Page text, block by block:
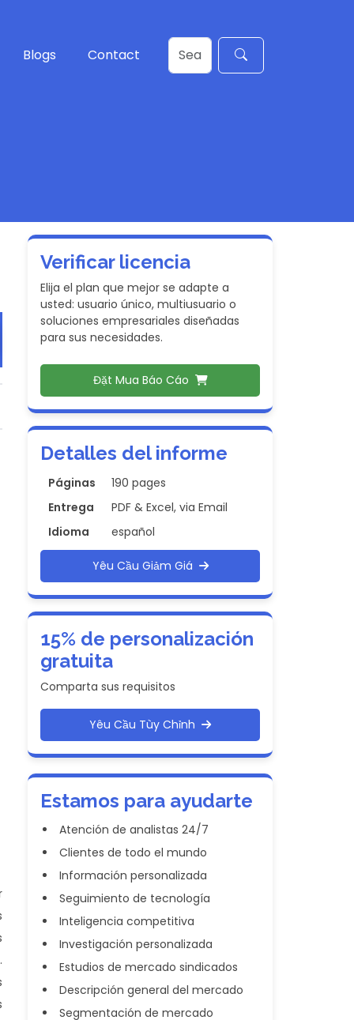
Blogs Contact
Verificar licencia
Elija el plan que mejor se adapte a
usted: usuario único, multiusuario o
soluciones empresariales diseñadas
para sus necesidades.
Đặt Mua Báo Cáo
Detalles del informe
Páginas
190 pages
Entrega
PDF & Excel, via Email
Idioma
español
Yêu Cầu Giảm Giá
15% de personalización
gratuita
Comparta sus requisitos
Yêu Cầu Tùy Chỉnh
Estamos para ayudarte
Atención de analistas 24/7
Clientes de todo el mundo
Información personalizada
Seguimiento de tecnología
Inteligencia competitiva
Investigación personalizada
Estudios de mercado sindicados
Descripción general del mercado
Segmentación de mercado